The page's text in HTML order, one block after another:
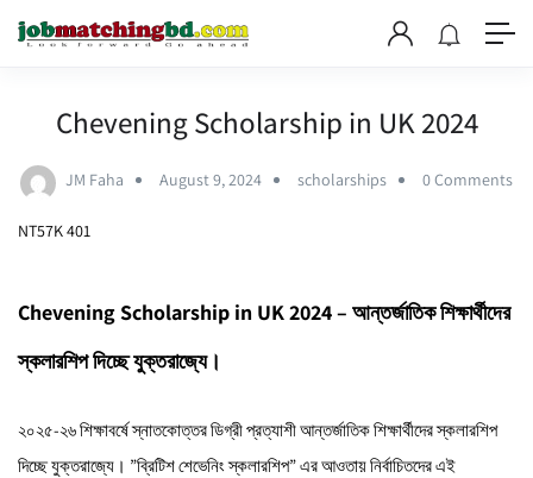
Chevening Scholarship in UK 2024
JM Faha August 9, 2024 scholarships 0 Comments
NT57K 401
Chevening Scholarship in UK 2024 – আন্তর্জাতিক শিক্ষার্থীদের
স্কলারশিপ দিচ্ছে যুক্তরাজ্যে।
২০২৫-২৬ শিক্ষাবর্ষে স্নাতকোত্তর ডিগ্রী প্রত্যাশী আন্তর্জাতিক শিক্ষার্থীদের স্কলারশিপ
দিচ্ছে যুক্তরাজ্যে। ”ব্রিটিশ শেভেনিং স্কলারশিপ” এর আওতায় নির্বাচিতদের এই